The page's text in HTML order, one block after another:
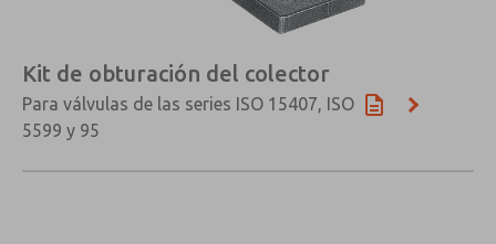
Kit de obturación del colector
Para válvulas de las series ISO 15407, ISO
5599 y 95